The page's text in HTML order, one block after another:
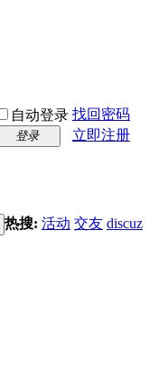
自动登录 找回密码
登录
立即注册
热搜: 活动 交友 discuz